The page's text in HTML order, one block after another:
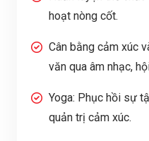
hoạt nòng cốt.
Cân bằng cảm xúc
văn qua âm nhạc,
Yoga: Phục hồi sự
quản trị cảm xúc.